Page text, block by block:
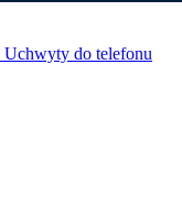
Uchwyty do telefonu